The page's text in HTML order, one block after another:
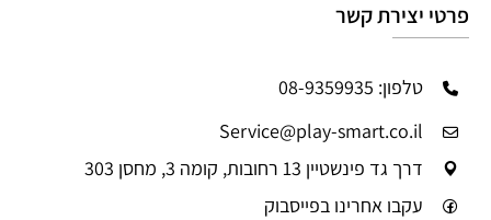
פרטי יצירת קשר
טלפון: 08-9359935
Service@play-smart.co.il
דרך גד פינשטיין 13 רחובות, קומה 3, מחסן 303
עקבו אחרינו בפייסבוק